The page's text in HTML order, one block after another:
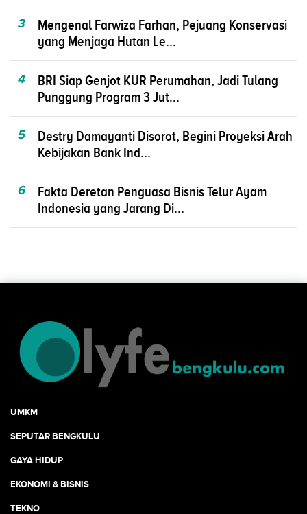
3
Mengenal Farwiza Farhan, Pejuang Konservasi
yang Menjaga Hutan Le...
4
BRI Siap Genjot KUR Perumahan, Jadi Tulang
Punggung Program 3 Jut...
5
Destry Damayanti Disorot, Begini Proyeksi Arah
Kebijakan Bank Ind...
6
Fakta Deretan Penguasa Bisnis Telur Ayam
Indonesia yang Jarang Di...
UMKM
SEPUTAR BENGKULU
GAYA HIDUP
EKONOMI & BISNIS
TEKNO